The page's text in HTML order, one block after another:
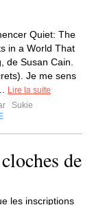
Quiet: The
in a World That
de Susan Cain.
Je me sens
Lire la suite
Sukie
de
les inscriptions